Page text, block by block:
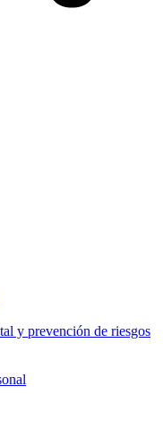
y prevención de riesgos